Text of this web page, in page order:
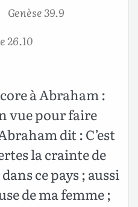
Genèse 39.9
26.10
à Abraham :
vue pour faire
dit : C’est
la crainte de
ce pays ; aussi
de ma femme ;